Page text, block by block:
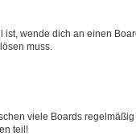
wende dich an einen
muss.
viele Boards
teil!